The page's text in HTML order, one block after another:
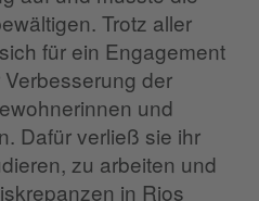
Trotz aller
für ein Engagement
der
und
Dafür verließ sie ihr
zu arbeiten und
in Rios